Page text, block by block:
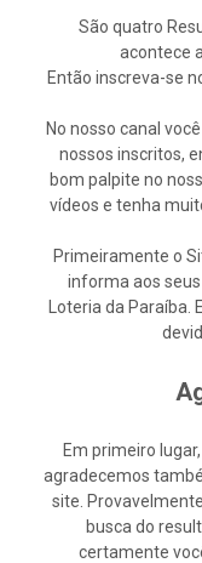
São quatro
acontece
Então inscreva-se
No nosso canal
nossos inscritos,
bom palpite no
vídeos e tenha
Primeiramente o
informa aos
Loteria da
Em primeiro
agradecemos
site.
busca do
certamente